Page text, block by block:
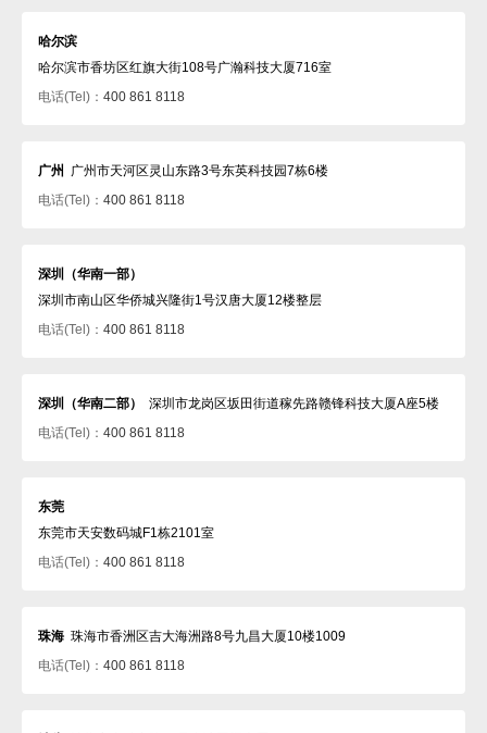
哈尔滨
哈尔滨市香坊区红旗大街108号广瀚科技大厦716室
电话(Tel)： 400 861 8118
广州
广州市天河区灵山东路3号东英科技园7栋6楼
电话(Tel)： 400 861 8118
深圳（华南一部）
深圳市南山区华侨城兴隆街1号汉唐大厦12楼整层
电话(Tel)： 400 861 8118
深圳（华南二部）
深圳市龙岗区坂田街道稼先路赣锋科技大厦A座5楼
电话(Tel)： 400 861 8118
东莞
东莞市天安数码城F1栋2101室
电话(Tel)： 400 861 8118
珠海 珠海市香洲区吉大海洲路8号九昌大厦10楼1009
电话(Tel)： 400 861 8118